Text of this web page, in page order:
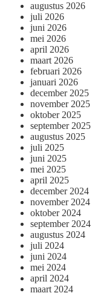
augustus 2026
juli 2026
juni 2026
mei 2026
april 2026
maart 2026
februari 2026
januari 2026
december 2025
november 2025
oktober 2025
september 2025
augustus 2025
juli 2025
juni 2025
mei 2025
april 2025
december 2024
november 2024
oktober 2024
september 2024
augustus 2024
juli 2024
juni 2024
mei 2024
april 2024
maart 2024